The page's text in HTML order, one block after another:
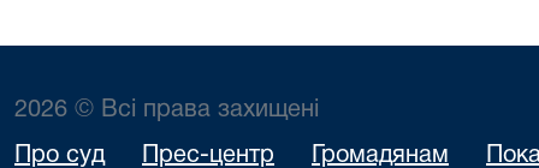
2026 © Всі права захищені
Про суд Прес-центр Громадянам